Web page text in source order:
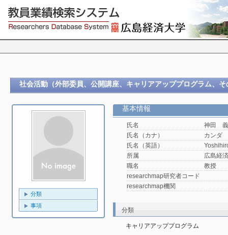
社会活動（外部委員、公開講座、キャリアアッププログラム、そ
分類
事項
基本情報
氏名
神田
氏名（カナ）
カンダ
氏名（英語）
所属
広島経
職名
教授
researchmap研究者コード
researchmap機関
分類
キャリアアッププログラム